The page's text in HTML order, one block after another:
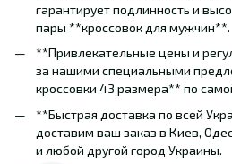
гарантирует подлинность и
пары **кроссовок для мужчин**.
**Привлекательные цены и
за нашими специальными
кроссовки 43 размера** по
**Быстрая доставка по всей
доставим ваш заказ в Киев,
и любой другой город Украины.